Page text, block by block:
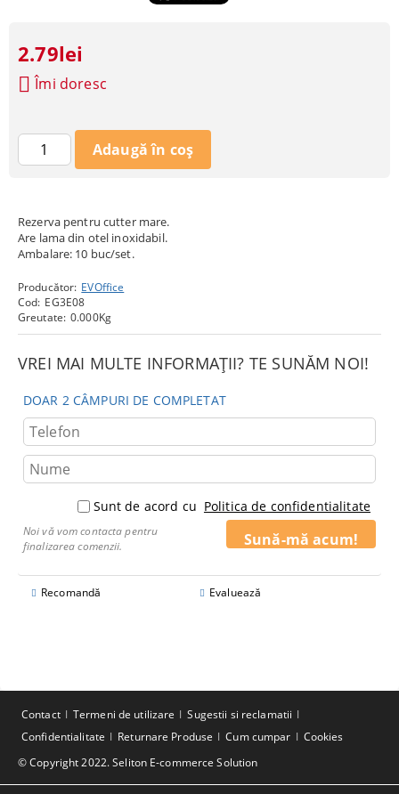
Rezerva pentru cutter mare.
Are lama din otel inoxidabil.
Ambalare: 10 buc/set.
Producător: EVOffice
Cod: EG3E08
Greutate: 0.000Kg
VREI MAI MULTE INFORMAȚII? TE SUNĂM NOI!
DOAR 2 CÂMPURI DE COMPLETAT
Sunt de acord cu Politica de confidentialitate
Noi vă vom contacta pentru
finalizarea comenzii.
Recomandă Evaluează
2.79lei
Îmi doresc
© Copyright 2022. Seliton E-commerce Solution
Contact Termeni de utilizare
Sugestii si reclamatii
Confidentialitate
Returnare Produse Cum cumpar Cookies